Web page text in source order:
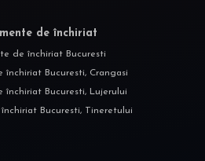
de închiriat
de închiriat Bucuresti
închiriat Bucuresti, Crangasi
închiriat Bucuresti, Lujerului
Bucuresti, Tineretului